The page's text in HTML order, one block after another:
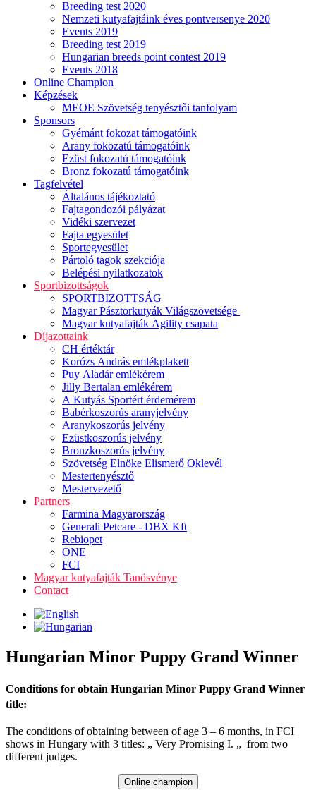
Breeding test 2020
Nemzeti kutyafajtáink éves pontversenye 2020
Events 2019
Breeding test 2019
Hungarian breeds point contest 2019
Events 2018
Online Champion
Képzések
MEOE Szövetség tenyésztői tanfolyam
Sponsors
Gyémánt fokozat támogatóink
Arany fokozatú támogatóink
Ezüst fokozatú támogatóink
Bronz fokozatú támogatóink
Tagfelvétel
Általános tájékoztató
Fajtagondozói pályázat
Vidéki szervezet
Fajta egyesület
Sportegyesület
Pártoló tagok szekciója
Belépési nyilatkozatok
Sportbizottságok
SPORTBIZOTTSÁG
Magyar Pásztorkutyák Világszövetsége
Magyar kutyafajták Agility csapata
Díjazottaink
CH értéktár
Korózs András emlékplakett
Puy Aladár emlékérem
Jilly Bertalan emlékérem
A Kutyás Sportért érdemérem
Babérkoszorús aranyjelvény
Aranykoszorús jelvény
Ezüstkoszorús jelvény
Bronzkoszorús jelvény
Szövetség Elnöke Elismerő Oklevél
Mestertenyésztő
Mestervezető
Partners
Farmina Magyarország
Generali Petcare - DBX Kft
Rebiopet
ONE
FCI
Magyar kutyafajták Tanösvénye
Contact
Hungarian Minor Puppy Grand Winner
Conditions for obtain Hungarian Minor Puppy Grand Winner
title:
The conditions of obtaining between of age 3 – 6 months, in FCI
shows in Hungary with 3 titles: „ Very Promising I. „ from two
different judges.